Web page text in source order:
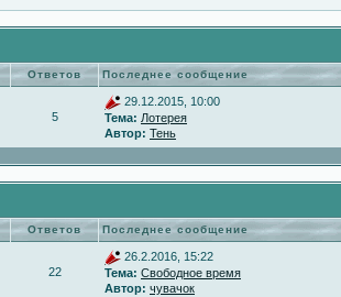
Ответов Последнее сообщение
5
29.12.2015, 10:00
Тема: Лотерея
Автор: Тень
Ответов Последнее сообщение
22
26.2.2016, 15:22
Тема: Свободное время
Автор: чувачок